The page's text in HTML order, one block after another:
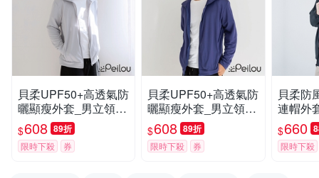
貝柔UPF50+高透氣防
曬顯瘦外套_男立領
(灰色)
$608 89折
限時下殺 券
貝柔UPF50+高透氣防
曬顯瘦外套_男立領
(丈青)
$608 89折
限時下殺 券
貝柔防
連帽外
$660
限時下殺